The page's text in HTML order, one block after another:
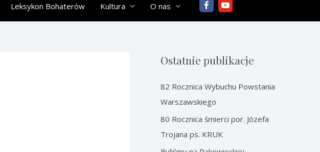
Leksykon Bohaterów Kultura O nas
Ostatnie publikacje
82 Rocznica Wybuchu Powstania
Warszawskiego
80 Rocznica śmierci por. Józefa
Trojana ps. KRUK